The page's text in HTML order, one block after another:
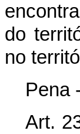
do
no
Pena
Art.